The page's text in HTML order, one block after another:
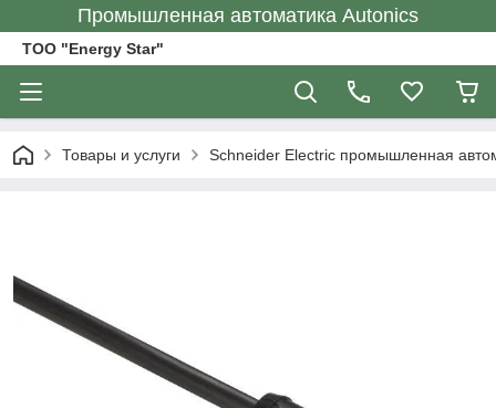
Промышленная автоматика Autonics
ТОО "Energy Star"
Товары и услуги Schneider Electric промышленная